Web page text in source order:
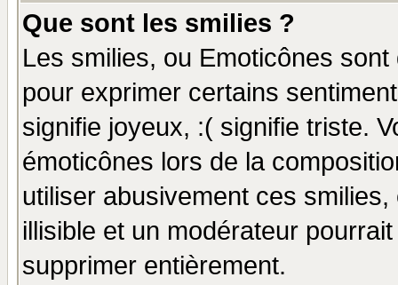
Que sont les smilies ?
Les smilies, ou Emoticônes
pour exprimer certains
signifie joyeux, :( signifie triste.
émoticônes lors de la
utiliser abusivement ces
illisible et un modérateur
supprimer entièrement.